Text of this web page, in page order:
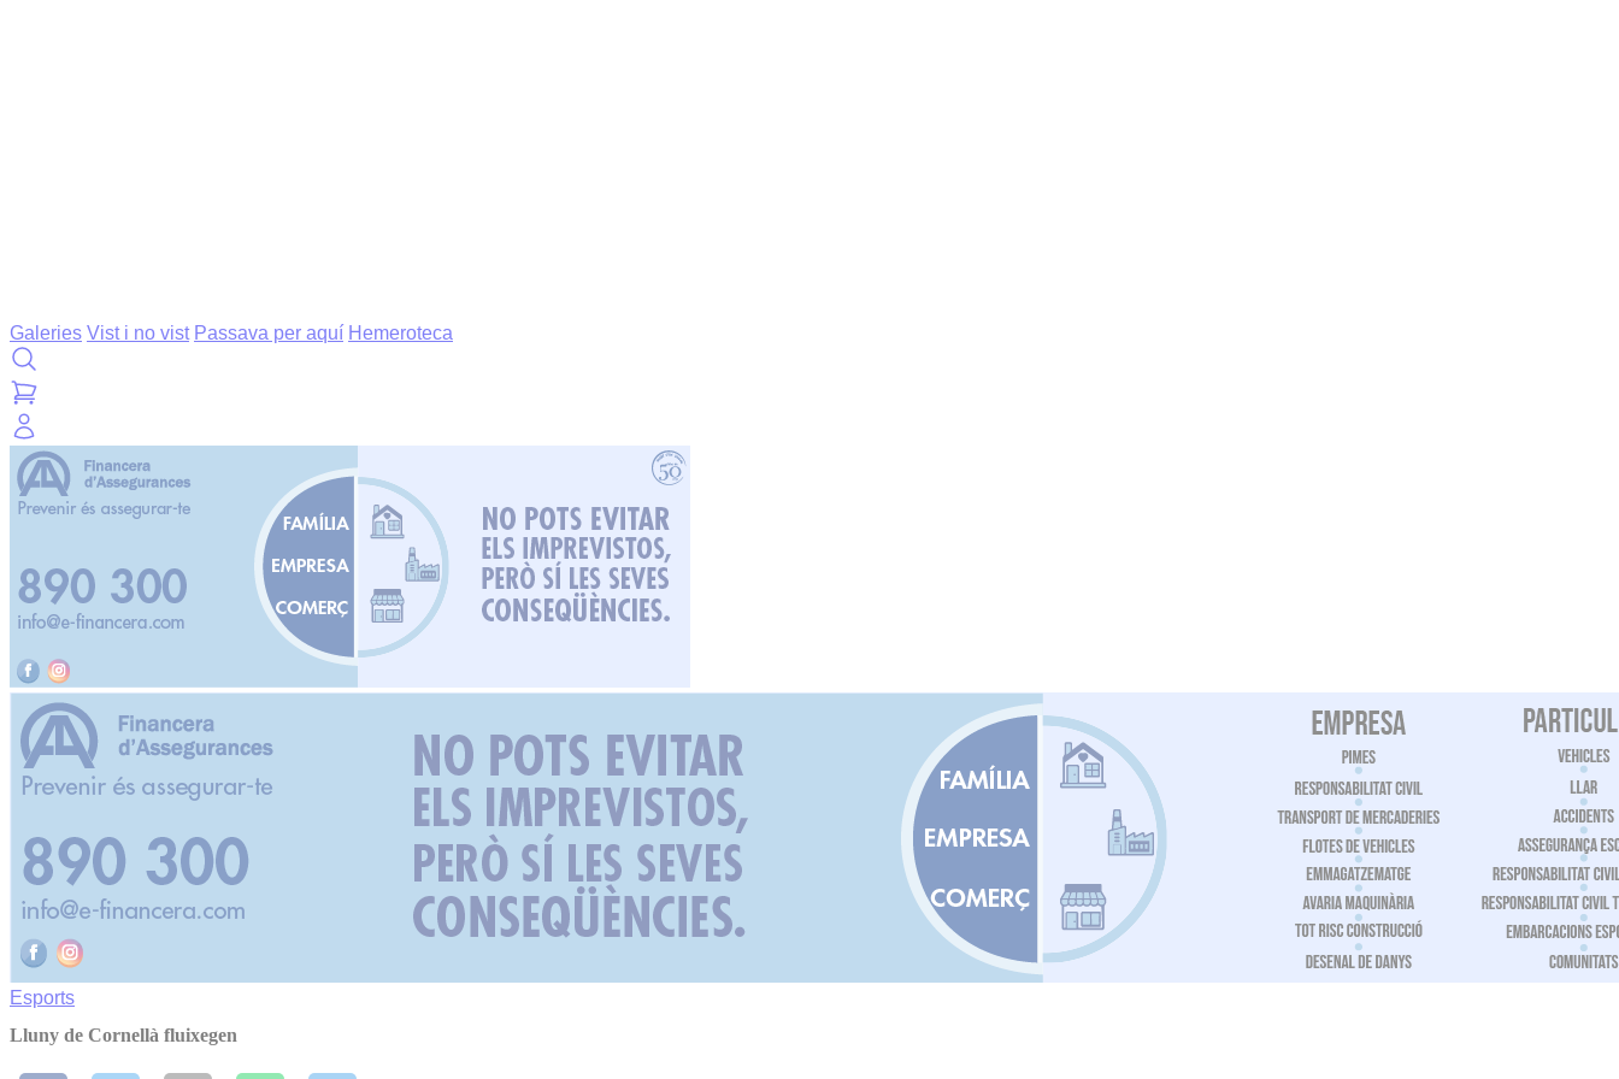
Galeries Vist i no vist Passava per aquí Hemeroteca
Esports
Lluny de Cornellà fluixegen